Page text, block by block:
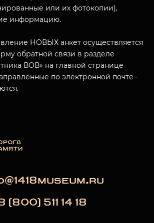
О НАСили их фотокопии),
информацию.
НОВЫХ анкет осуществляется
обратной связи в разделе
ВОВ» на главной странице
по электронной почте -
(800) 511 14 18